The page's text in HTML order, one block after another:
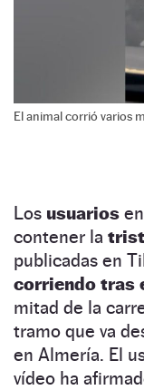
El animal corrió varios
Los usuarios
contener la
publicadas en
corriendo tras
mitad de la
tramo que va
en Almería. El
vídeo ha